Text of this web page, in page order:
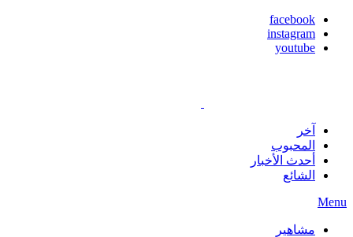
facebook
instagram
youtube
آخر
المحبوب
أحدث الأخبار
الشائع
Menu
مشاهير